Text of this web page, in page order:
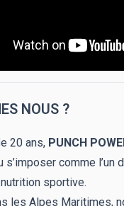
NOUS ?
20 ans, PUNCH
s’imposer comme l’un
sportive.
les Alpes Maritimes,